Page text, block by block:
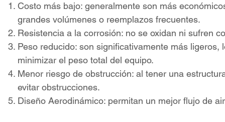
Costo más bajo: generalmente son más
grandes volúmenes o reemplazos frecuentes.
Resistencia a la corrosión: no se oxidan ni sufren
Peso reducido: son significativamente más
minimizar el peso total del equipo.
Menor riesgo de obstrucción: al tener una
evitar obstrucciones.
Diseño Aerodinámico: permitan un mejor flujo de